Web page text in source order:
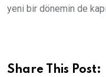
yeni bir dönemin de
Share This Post: